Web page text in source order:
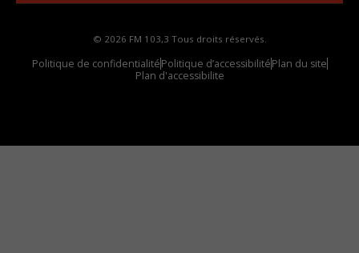
© 2026 FM 103,3 Tous droits réservés.
Politique de confidentialitéPolitique d’accessibilitéPlan du site
Plan d'accessibilite